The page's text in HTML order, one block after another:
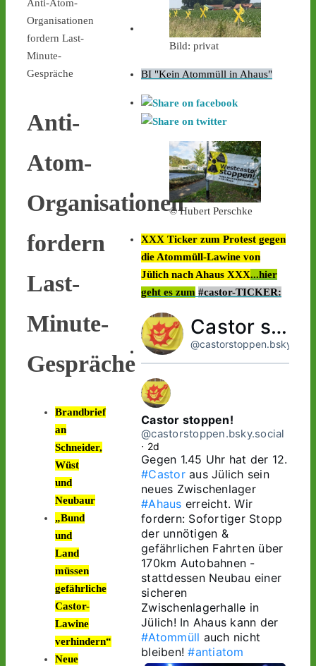
Anti-Atom-
Organisationen
fordern Last-
Minute-
Gespräche
Anti-
Atom-
Organisationen
fordern
Last-
Minute-
Gespräche
Brandbrief
an
Schneider,
Wüst
und
Neubaur
„Bund
und
Land
müssen
gefährliche
Castor-
Lawine
verhindern“
Neue
Bild: privat
BI "Kein Atommüll in Ahaus"
© Hubert Perschke
XXX Ticker zum Protest gegen
die Atommüll-Lawine von
Jülich nach Ahaus XXX...hier
geht es zum #castor-TICKER:
Castor stoppen!
Castor stoppen!
@castorstoppen.bsky.social
⋅ 2d
#Castor aus Jülich sein
neues Zwischenlager
#Ahaus erreicht. Wir
fordern: Sofortiger Stopp
der unnötigen &
gefährlichen Fahrten über
170km Autobahnen -
stattdessen Neubau einer
sicheren
Zwischenlagerhalle in
#Atommüll auch nicht
bleiben! #antiatom